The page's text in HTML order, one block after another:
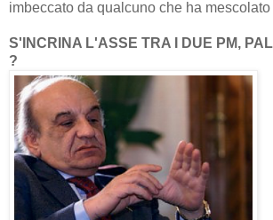
imbeccato da qualcuno che ha
S'INCRINA L'ASSE TRA I DUE PM,
?